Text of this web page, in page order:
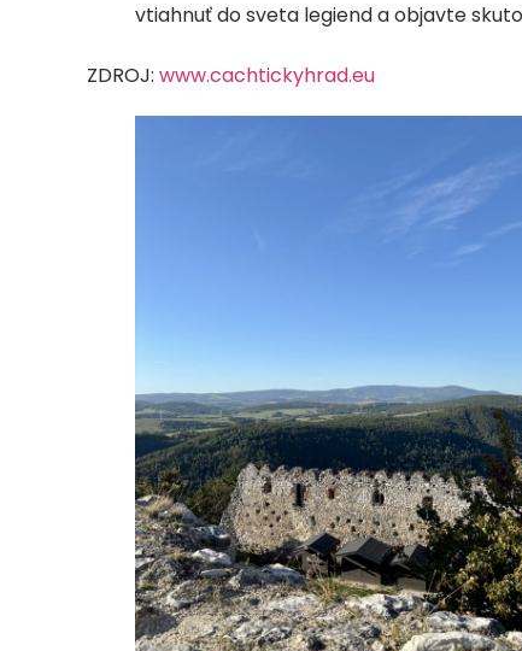
vtiahnuť do sveta legiend a objavte
ZDROJ: www.cachtickyhrad.eu